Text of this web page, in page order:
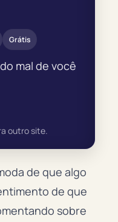
Grátis
mal de você
outro site.
de que algo
de que
sobre